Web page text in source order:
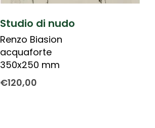
Studio di nudo
Renzo Biasion
acquaforte
350x250 mm
€120,00